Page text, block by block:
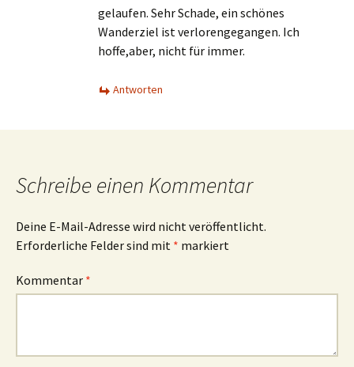
gelaufen. Sehr Schade, ein schönes
Wanderziel ist verlorengegangen. Ich
hoffe,aber, nicht für immer.
Antworten
Schreibe einen Kommentar
Deine E-Mail-Adresse wird nicht veröffentlicht.
Erforderliche Felder sind mit * markiert
Kommentar *